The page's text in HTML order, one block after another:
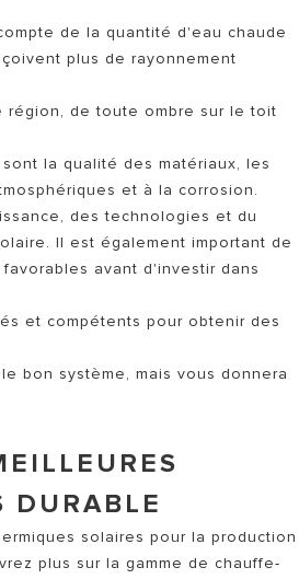
de la quantité d'eau chaude
plus de rayonnement
région, de toute ombre sur le toit
la qualité des matériaux, les
et à la corrosion.
des technologies et du
Il est également important de
avant d'investir dans
et compétents pour obtenir des
bon système, mais vous donnera
DURABLE
solaires pour la production
plus sur la gamme de chauffe-